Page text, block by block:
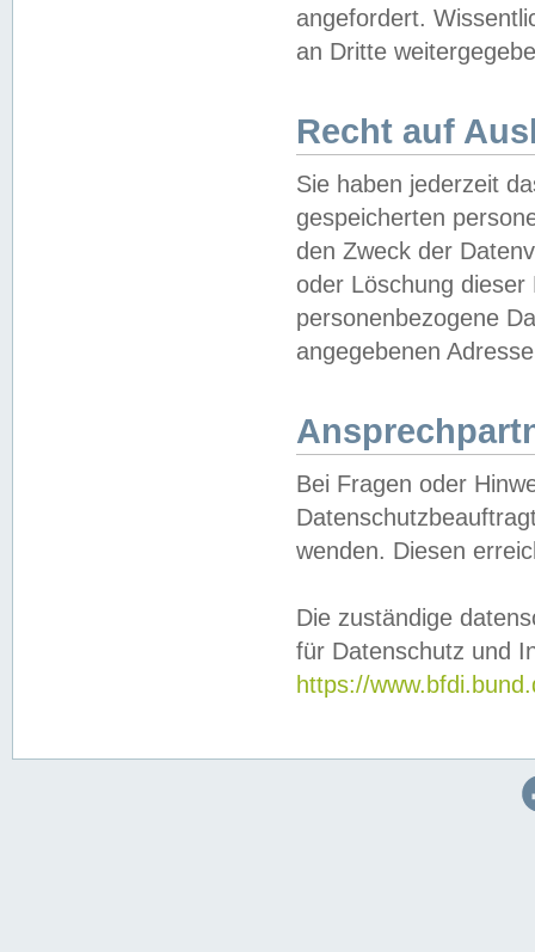
angefordert.
an Dritte
Recht auf
Sie haben jederzeit
gespeicherten
den Zweck der
oder Löschung
personenbezogene
angegebenen
Bei Fragen oder
wenden. Diesen
Die zuständige
für Datenschutz und
https://